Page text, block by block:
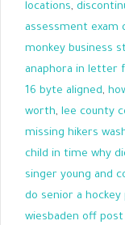
locations,
assessment exam
monkey business
anaphora in letter
16 byte aligned,
worth, lee county
missing hikers
child in time why
singer young and
do senior a
wiesbaden off post